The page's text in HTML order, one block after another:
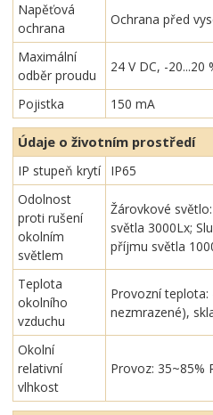
Napěťová
ochrana
Ochrana před
Maximální
odběr proudu
24 V DC, -20...20
Pojistka 150 mA
Údaje o životním prostředí
IP stupeň krytí
IP65
Odolnost
proti rušení
okolním
světlem
Žárovkové
světla 3000Lx;
příjmu světla
Teplota
okolního
vzduchu
Provozní
nezmrazené),
Okolní
relativní
vlhkost
Provoz: 35~85%